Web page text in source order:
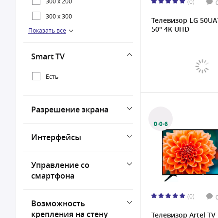
300 x 300
400 x 200
Показать все
Smart TV
Есть
Разрешение экрана
Интерфейсы
Управление со
смартфона
Возможность
крепления на стену
Телевизор LG
50" 4K UHD
0·0·6
(0)
Телевизор Artel TV